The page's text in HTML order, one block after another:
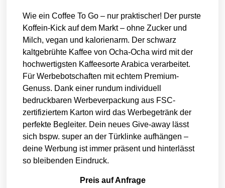
Wie ein Coffee To Go – nur praktischer! Der purste
Koffein-Kick auf dem Markt – ohne Zucker und
Milch, vegan und kalorienarm. Der schwarz
kaltgebrühte Kaffee von Ocha-Ocha wird mit der
hochwertigsten Kaffeesorte Arabica verarbeitet.
Für Werbebotschaften mit echtem Premium-
Genuss. Dank einer rundum individuell
bedruckbaren Werbeverpackung aus FSC-
zertifiziertem Karton wird das Werbegetränk der
perfekte Begleiter. Dein neues Give-away lässt
sich bspw. super an der Türklinke aufhängen –
deine Werbung ist immer präsent und hinterlässt
so bleibenden Eindruck.
Preis auf Anfrage